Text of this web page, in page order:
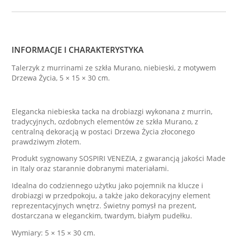
INFORMACJE I CHARAKTERYSTYKA
Talerzyk z murrinami ze szkła Murano, niebieski, z motywem
Drzewa Życia, 5 × 15 × 30 cm.
Elegancka niebieska tacka na drobiazgi wykonana z murrin,
tradycyjnych, ozdobnych elementów ze szkła Murano, z
centralną dekoracją w postaci Drzewa Życia złoconego
prawdziwym złotem.
Produkt sygnowany SOSPIRI VENEZIA, z gwarancją jakości Made
in Italy oraz starannie dobranymi materiałami.
Idealna do codziennego użytku jako pojemnik na klucze i
drobiazgi w przedpokoju, a także jako dekoracyjny element
reprezentacyjnych wnętrz. Świetny pomysł na prezent,
dostarczana w eleganckim, twardym, białym pudełku.
Wymiary: 5 × 15 × 30 cm.